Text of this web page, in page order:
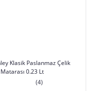
Klasik Paslanmaz Çelik
0.23 Lt
(4)